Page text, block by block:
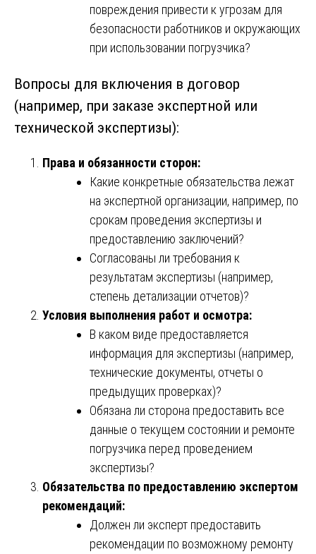
повреждения привести к угрозам для
безопасности работников и окружающих
при использовании погрузчика?
Вопросы для включения в договор
(например, при заказе экспертной или
технической экспертизы):
Права и обязанности сторон:
Какие конкретные обязательства лежат
на экспертной организации, например, по
срокам проведения экспертизы и
предоставлению заключений?
Согласованы ли требования к
результатам экспертизы (например,
степень детализации отчетов)?
Условия выполнения работ и осмотра:
В каком виде предоставляется
информация для экспертизы (например,
технические документы, отчеты о
предыдущих проверках)?
Обязана ли сторона предоставить все
данные о текущем состоянии и ремонте
погрузчика перед проведением
экспертизы?
Обязательства по предоставлению экспертом
рекомендаций:
Должен ли эксперт предоставить
рекомендации по возможному ремонту